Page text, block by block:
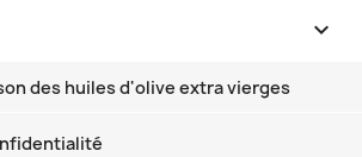

des huiles d'olive extra vierges